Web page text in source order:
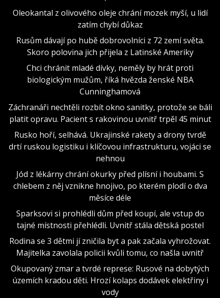
Oleokantal z olivového oleje chrání mozek myší, u lidí
zatím chybí důkaz
Rusům dávají po hubě dobrovolníci z 72 zemí světa.
Skoro polovina jich přijela z Latinské Ameriky
Chci chránit mladé dívky, neměly by hrát proti
biologickým mužům, říká hvězda ženské NBA
Cunninghamová
Záchranáři nechtěli rozbít okno sanitky, protože se báli
platit opravu. Pacient s rakovinou uvnitř trpěl 45 minut
Rusko hoří, selhává. Ukrajinské rakety a drony tvrdě
drtí ruskou logistiku i klíčovou infrastrukturu, vojáci se
nehnou
Jód z lékárny chrání okurky před plísní i houbami. S
chlebem z něj vznikne hnojivo, po kterém plodí o dva
měsíce déle
Sparksovi si prohlédli dům před koupí, ale vstup do
tajné místnosti přehlédli. Uvnitř stála dětská postel
Rodina se 3 dětmi jí zničila byt a pak začala vyhrožovat.
Majitelka zavolala policii kvůli tomu, co našla uvnitř
Okupovaný zmar a tvrdé represe: Rusové na dobytých
územích kradou děti. Hrozí kolaps dodávek elektřiny i
vody